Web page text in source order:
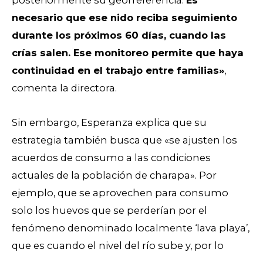
necesario que ese nido reciba seguimiento
durante los próximos 60 días, cuando las
crías salen. Ese monitoreo permite que haya
continuidad en el trabajo entre familias»,
comenta la directora.
Sin embargo, Esperanza explica que su
estrategia también busca que «se ajusten los
acuerdos de consumo a las condiciones
actuales de la población de charapa». Por
ejemplo, que se aprovechen para consumo
solo los huevos que se perderían por el
fenómeno denominado localmente ‘lava playa’,
que es cuando el nivel del río sube y, por lo